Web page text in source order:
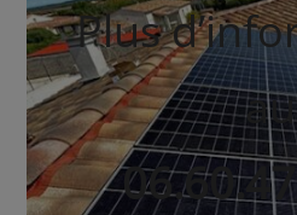
Plus
au